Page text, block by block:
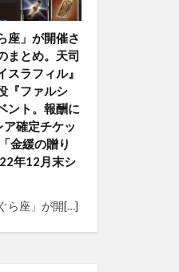
座」が開催さ
まとめ。天司
スラフィル』
『ファルシ
ント。報酬に
確定チケッ
金緩の贈り
年12月末シ
ら座」が開[…]